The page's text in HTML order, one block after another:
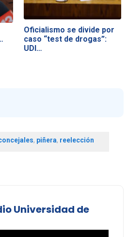
Oficialismo se divide por
caso “test de drogas”:
UDI…
, piñera, reelección
Universidad de